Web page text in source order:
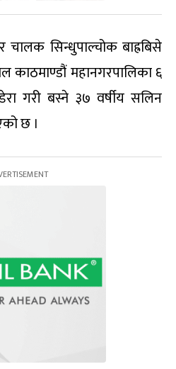
सिन्धुपाल्चोक बाह्रबिसे
काठमाण्डौं महानगरपालिका ६
गरी बस्ने ३७ वर्षीय सलिन
छ ।